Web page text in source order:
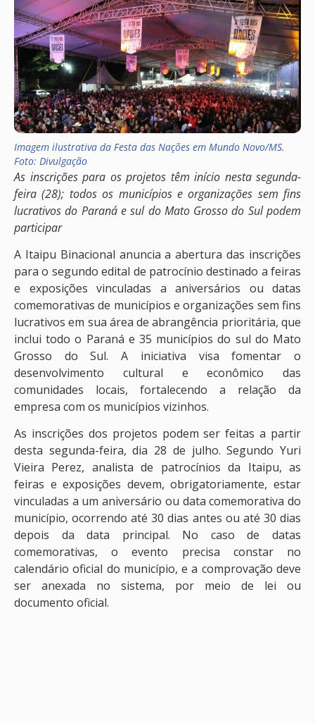
Imagem ilustrativa da Festa das Nações em Mundo Novo/MS.
Foto: Divulgação
As inscrições para os projetos têm início nesta segunda-
feira (28); todos os municípios e organizações sem fins
lucrativos do Paraná e sul do Mato Grosso do Sul podem
participar
A Itaipu Binacional anuncia a abertura das inscrições
para o segundo edital de patrocínio destinado a feiras
e exposições vinculadas a aniversários ou datas
comemorativas de municípios e organizações sem fins
lucrativos em sua área de abrangência prioritária, que
inclui todo o Paraná e 35 municípios do sul do Mato
Grosso do Sul. A iniciativa visa fomentar o
desenvolvimento cultural e econômico das
comunidades locais, fortalecendo a relação da
empresa com os municípios vizinhos.
As inscrições dos projetos podem ser feitas a partir
desta segunda-feira, dia 28 de julho. Segundo Yuri
Vieira Perez, analista de patrocínios da Itaipu, as
feiras e exposições devem, obrigatoriamente, estar
vinculadas a um aniversário ou data comemorativa do
município, ocorrendo até 30 dias antes ou até 30 dias
depois da data principal. No caso de datas
comemorativas, o evento precisa constar no
calendário oficial do município, e a comprovação deve
ser anexada no sistema, por meio de lei ou
documento oficial.